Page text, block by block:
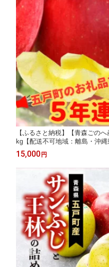
【ふるさと納税】【青森ごの
kg【配送不可地域：離島・沖
2】
15,000 円